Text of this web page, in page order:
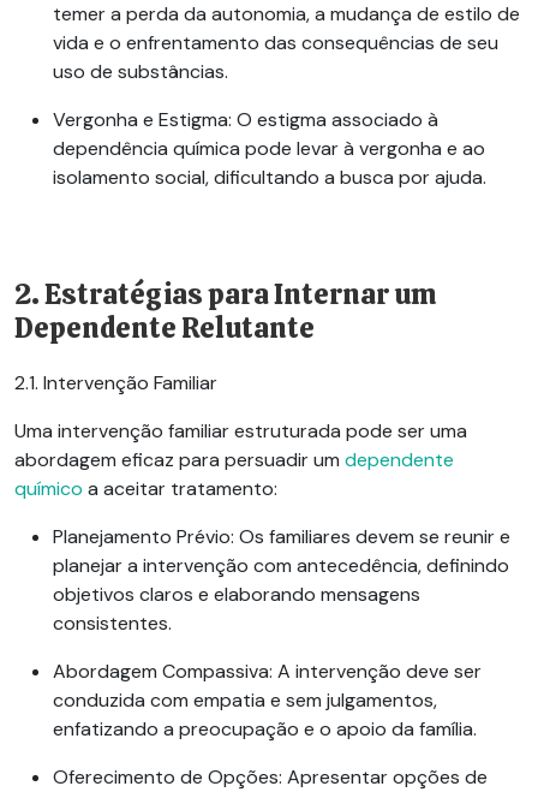
temer a perda da autonomia, a mudança de estilo de
vida e o enfrentamento das consequências de seu
uso de substâncias.
Vergonha e Estigma: O estigma associado à
dependência química pode levar à vergonha e ao
isolamento social, dificultando a busca por ajuda.
2. Estratégias para Internar um
Dependente Relutante
2.1. Intervenção Familiar
Uma intervenção familiar estruturada pode ser uma
abordagem eficaz para persuadir um dependente
químico a aceitar tratamento:
Planejamento Prévio: Os familiares devem se reunir e
planejar a intervenção com antecedência, definindo
objetivos claros e elaborando mensagens
consistentes.
Abordagem Compassiva: A intervenção deve ser
conduzida com empatia e sem julgamentos,
enfatizando a preocupação e o apoio da família.
Oferecimento de Opções: Apresentar opções de